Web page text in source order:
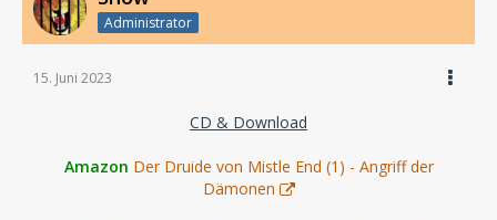
Administrator
15. Juni 2023
CD & Download
Amazon Der Druide von Mistle End (1) - Angriff der
Dämonen